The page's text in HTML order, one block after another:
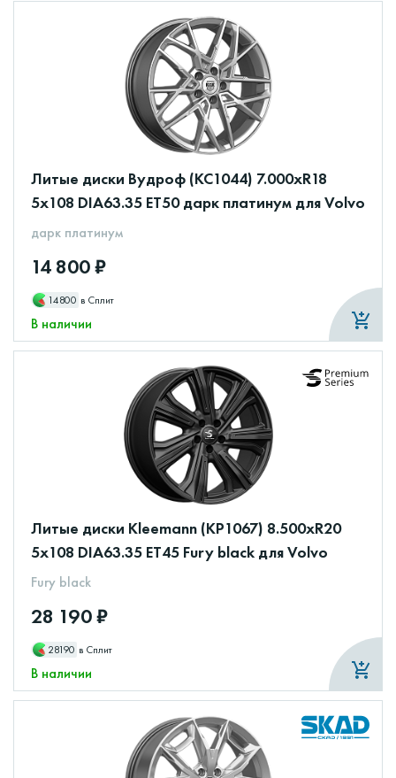
Литые диски Вудроф (КС1044) 7.000xR18
5x108 DIA63.35 ET50 дарк платинум для Volvo
дарк платинум
14 800 ₽
14800 в Сплит
В наличии
Литые диски Kleemann (КР1067) 8.500xR20
5x108 DIA63.35 ET45 Fury black для Volvo
Fury black
28 190 ₽
28190 в Сплит
В наличии